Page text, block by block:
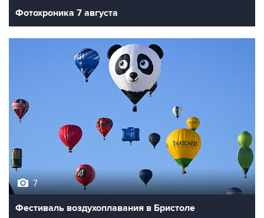
Фотохроника 7 августа
7
Фестиваль воздухоплавания в Бристоле